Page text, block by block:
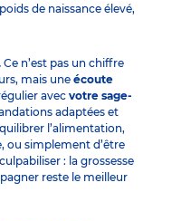
de naissance élevé,
Ce n’est pas un chiffre
mais une écoute
avec votre sage-
adaptées et
l’alimentation,
ou simplement d’être
: la grossesse
reste le meilleur